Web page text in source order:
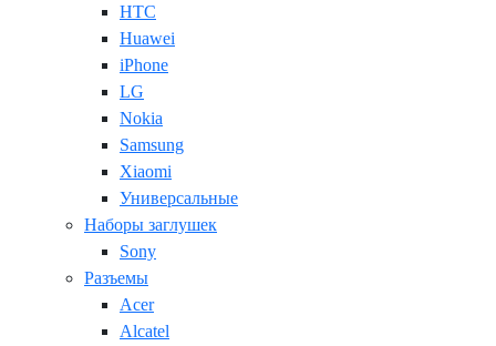
HTC
Huawei
iPhone
LG
Nokia
Samsung
Xiaomi
Универсальные
Наборы заглушек
Sony
Разъемы
Acer
Alcatel